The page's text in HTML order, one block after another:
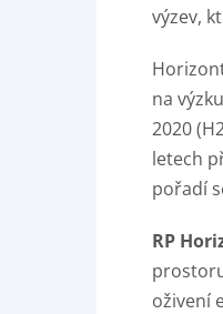
výzev,
na
2020
letech
pořadí
RP
oživení